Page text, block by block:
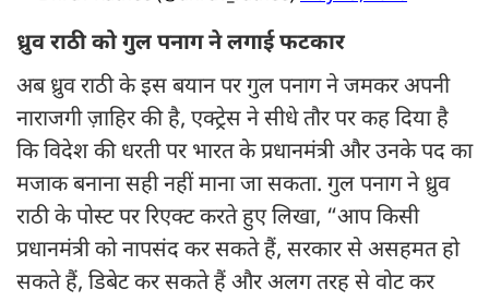
ध्रुव राठी को गुल पनाग ने लगाई फटकार
अब ध्रुव राठी के इस बयान पर गुल पनाग ने जमकर अपनी
नाराजगी ज़ाहिर की है, एक्ट्रेस ने सीधे तौर पर कह दिया है
कि विदेश की धरती पर भारत के प्रधानमंत्री और उनके पद का
मजाक बनाना सही नहीं माना जा सकता. गुल पनाग ने ध्रुव
राठी के पोस्ट पर रिएक्ट करते हुए लिखा, “आप किसी
प्रधानमंत्री को नापसंद कर सकते हैं, सरकार से असहमत हो
सकते हैं, डिबेट कर सकते हैं और अलग तरह से वोट कर